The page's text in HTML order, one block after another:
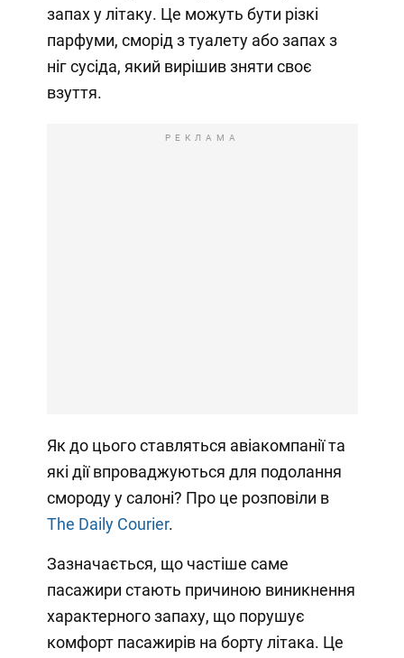
запах у літаку. Це можуть бути різкі
парфуми, сморід з туалету або запах з
ніг сусіда, який вирішив зняти своє
взуття.
РЕКЛАМА
Як до цього ставляться авіакомпанії та
які дії впроваджуються для подолання
смороду у салоні? Про це розповіли в
The Daily Courier.
Зазначається, що частіше саме
пасажири стають причиною виникнення
характерного запаху, що порушує
комфорт пасажирів на борту літака. Це